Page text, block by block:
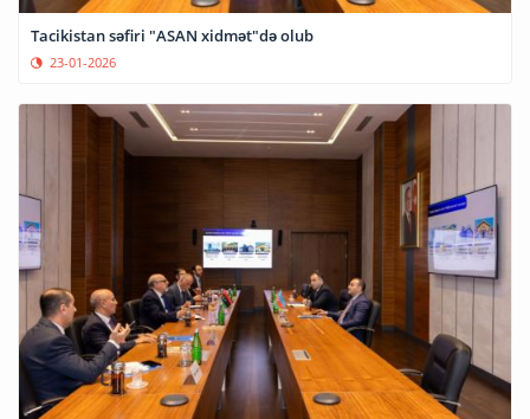
Tacikistan səfiri "ASAN xidmət"də olub
23-01-2026